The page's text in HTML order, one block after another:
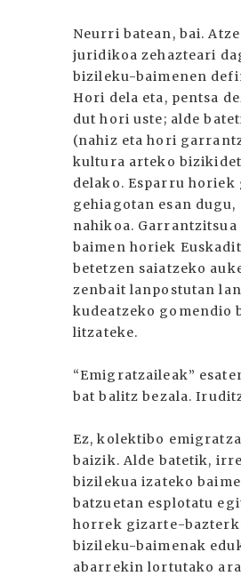
Neurri batean, bai.
juridikoa zehazteari
bizileku-baimenen
Hori dela eta, pentsa
dut hori uste; alde
(nahiz eta hori
kultura arteko
delako. Esparru
gehiagotan esan
nahikoa.
baimen horiek
betetzen saiatzeko
zenbait lanpostutan
kudeatzeko gomendio
litzateke.
“Emigratzaileak”
bat balitz bezala.
Ez, kolektibo
baizik. Alde batetik,
bizilekua izateko
batzuetan esplotatu
horrek gizarte-
bizileku-baimenak
abarrekin lortutako